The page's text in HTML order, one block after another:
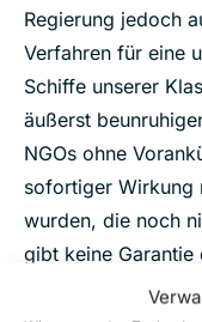
Regierung jedoch
Verfahren für eine
Schiffe unserer
äußerst
NGOs ohne
sofortiger Wirkung
wurden, die noch
gibt keine Garantie
Zukunft nicht noch